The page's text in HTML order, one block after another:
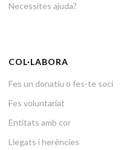
Necessites ajuda?
COL·LABORA
Fes un donatiu o fes-te soci
Fes voluntariat
Entitats amb cor
Llegats i herències